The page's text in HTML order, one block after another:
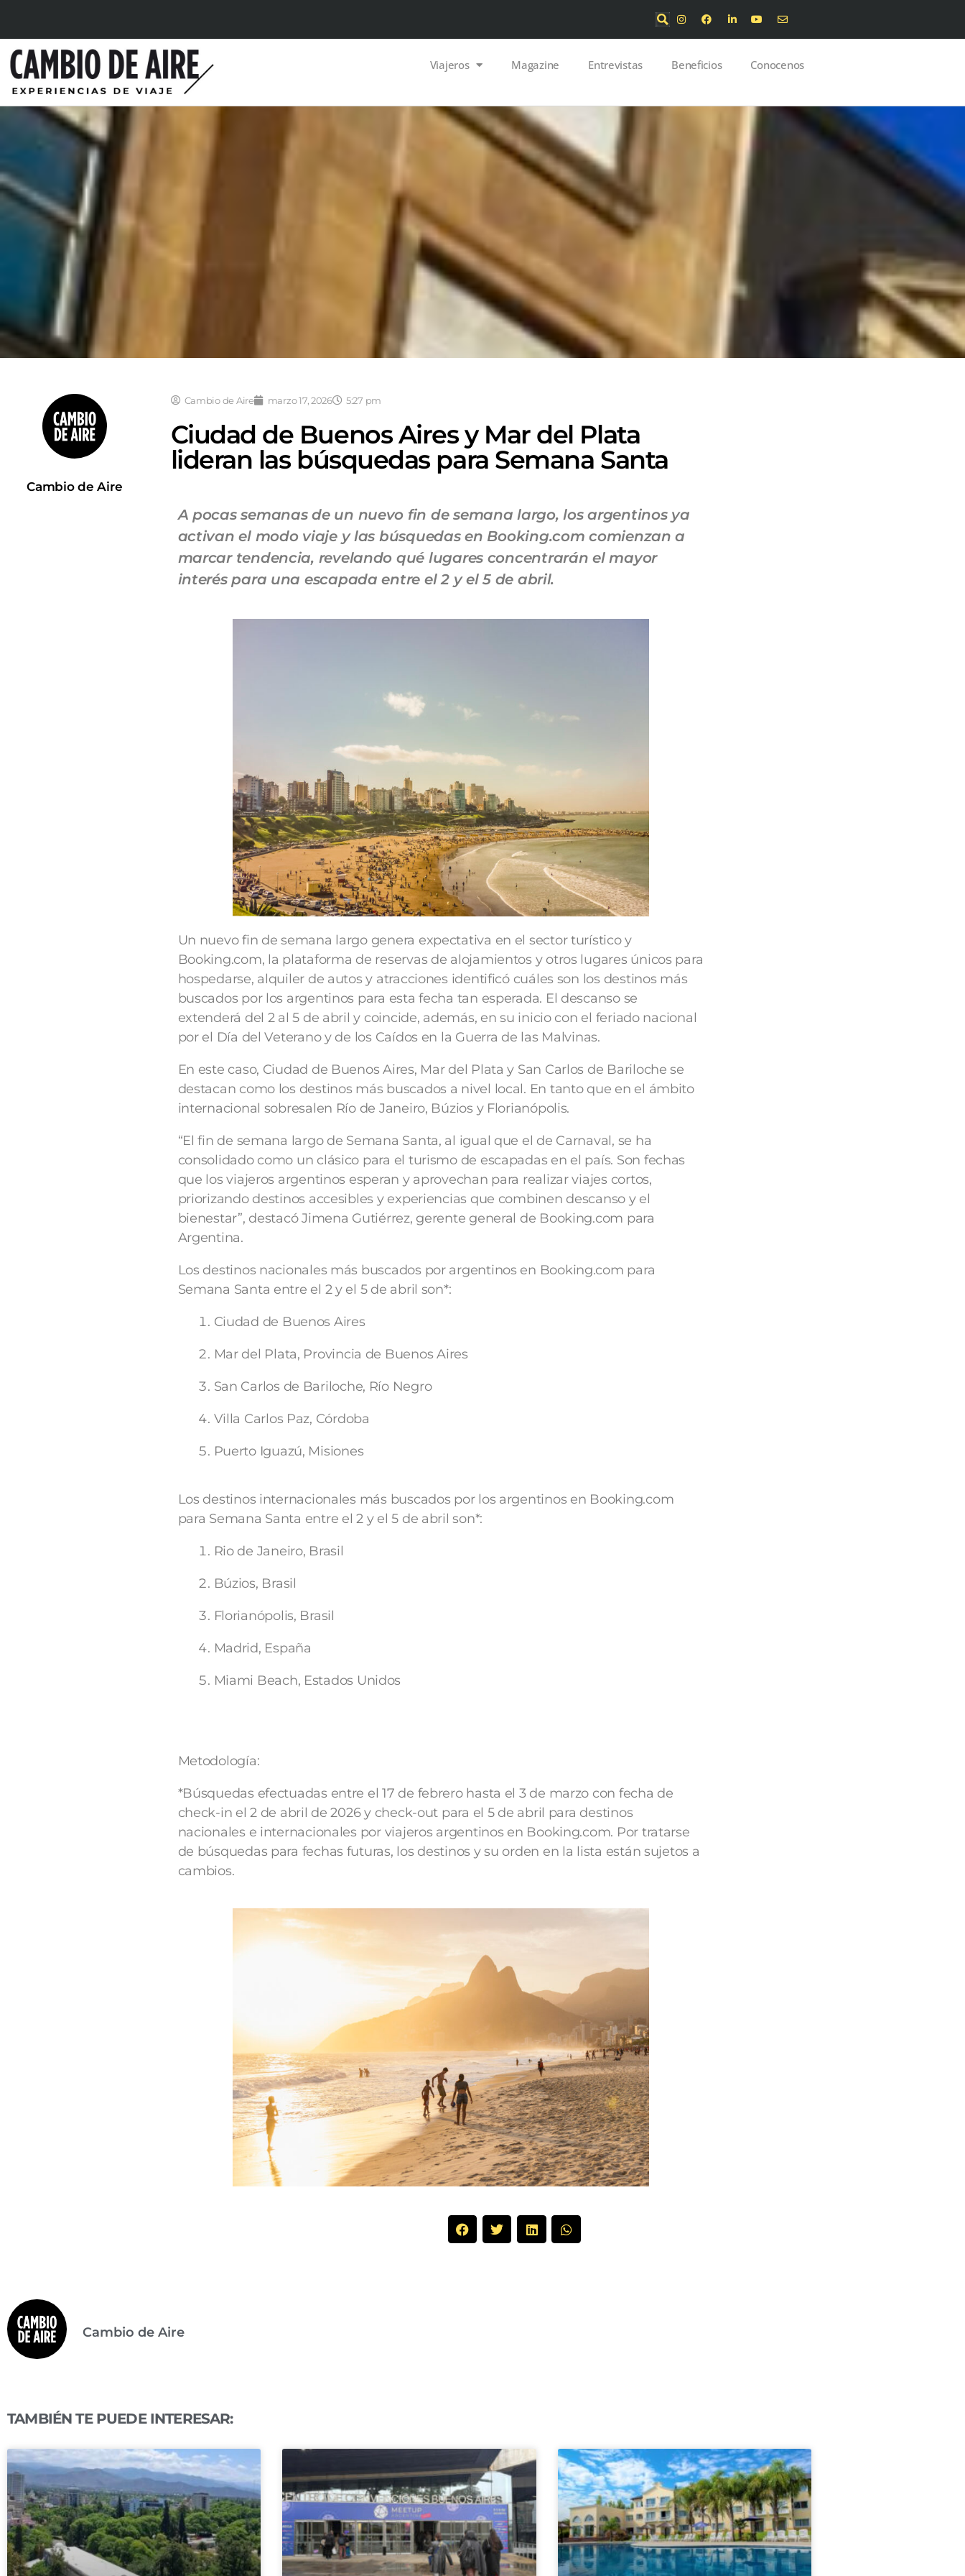
Viajeros Magazine Entrevistas Beneficios Conocenos
Cambio de Aire
Cambio de Aire marzo 17, 2026 5:27 pm
Ciudad de Buenos Aires y Mar del Plata
lideran las búsquedas para Semana Santa
A pocas semanas de un nuevo fin de semana largo, los argentinos ya
activan el modo viaje y las búsquedas en Booking.com comienzan a
marcar tendencia, revelando qué lugares concentrarán el mayor
interés para una escapada entre el 2 y el 5 de abril.
Un nuevo fin de semana largo genera expectativa en el sector turístico y
Booking.com, la plataforma de reservas de alojamientos y otros lugares únicos para
hospedarse, alquiler de autos y atracciones identificó cuáles son los destinos más
buscados por los argentinos para esta fecha tan esperada. El descanso se
extenderá del 2 al 5 de abril y coincide, además, en su inicio con el feriado nacional
por el Día del Veterano y de los Caídos en la Guerra de las Malvinas.
En este caso, Ciudad de Buenos Aires, Mar del Plata y San Carlos de Bariloche se
destacan como los destinos más buscados a nivel local. En tanto que en el ámbito
internacional sobresalen Río de Janeiro, Búzios y Florianópolis.
“El fin de semana largo de Semana Santa, al igual que el de Carnaval, se ha
consolidado como un clásico para el turismo de escapadas en el país. Son fechas
que los viajeros argentinos esperan y aprovechan para realizar viajes cortos,
priorizando destinos accesibles y experiencias que combinen descanso y el
bienestar”, destacó Jimena Gutiérrez, gerente general de Booking.com para
Argentina.
Los destinos nacionales más buscados por argentinos en Booking.com para
Semana Santa entre el 2 y el 5 de abril son*:
Ciudad de Buenos Aires
Mar del Plata, Provincia de Buenos Aires
San Carlos de Bariloche, Río Negro
Villa Carlos Paz, Córdoba
Puerto Iguazú, Misiones
Los destinos internacionales más buscados por los argentinos en Booking.com
para Semana Santa entre el 2 y el 5 de abril son*:
Rio de Janeiro, Brasil
Búzios, Brasil
Florianópolis, Brasil
Madrid, España
Miami Beach, Estados Unidos
Metodología:
*Búsquedas efectuadas entre el 17 de febrero hasta el 3 de marzo con fecha de
check-in el 2 de abril de 2026 y check-out para el 5 de abril para destinos
nacionales e internacionales por viajeros argentinos en Booking.com. Por tratarse
de búsquedas para fechas futuras, los destinos y su orden en la lista están sujetos a
cambios.
Cambio de Aire
TAMBIÉN TE PUEDE INTERESAR: